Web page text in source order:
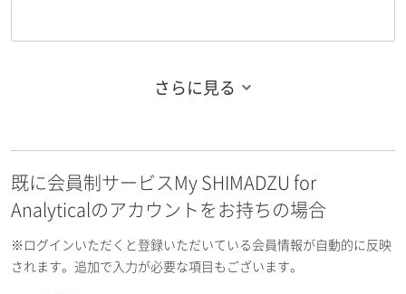
お名前フリガナ（名）
さらに見る
既に会員制サービスMy SHIMADZU for
Analyticalのアカウントをお持ちの場合
※ログインいただくと登録いただいている会員情報が自動的に反映
されます。追加で入力が必要な項目もございます。